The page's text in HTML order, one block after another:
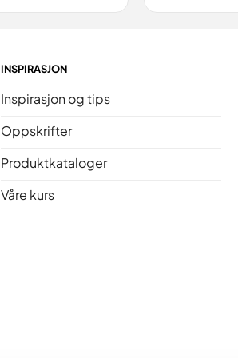
INSPIRASJON
Inspirasjon og tips
Oppskrifter
Produktkataloger
Våre kurs